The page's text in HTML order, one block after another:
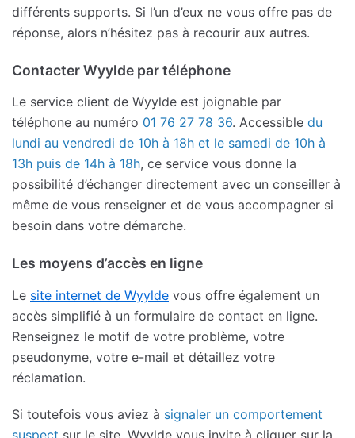
différents supports. Si l’un d’eux ne vous offre pas de
réponse, alors n’hésitez pas à recourir aux autres.
Contacter Wyylde par téléphone
Le service client de Wyylde est joignable par
téléphone au numéro 01 76 27 78 36. Accessible du
lundi au vendredi de 10h à 18h et le samedi de 10h à
13h puis de 14h à 18h, ce service vous donne la
possibilité d’échanger directement avec un conseiller à
même de vous renseigner et de vous accompagner si
besoin dans votre démarche.
Les moyens d’accès en ligne
Le site internet de Wyylde vous offre également un
accès simplifié à un formulaire de contact en ligne.
Renseignez le motif de votre problème, votre
pseudonyme, votre e-mail et détaillez votre
réclamation.
Si toutefois vous aviez à signaler un comportement